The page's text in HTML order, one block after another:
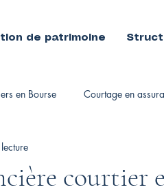
de patrimoine
en Bourse Courtage en
courtier